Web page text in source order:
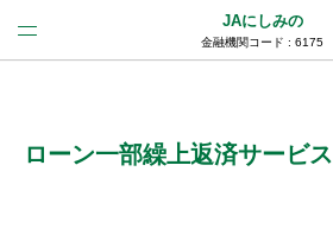
JAにしみの
金融機関コード : 6175
(法人JAネットバンク)
ローン一部繰上返済サービス